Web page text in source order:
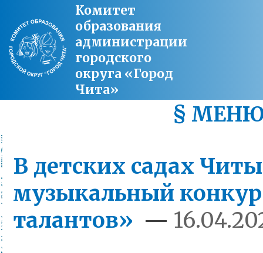
Комитет
образования
администрации
городского
округа «Город
Чита»
§
В детских садах
музыкальный
талантов» —